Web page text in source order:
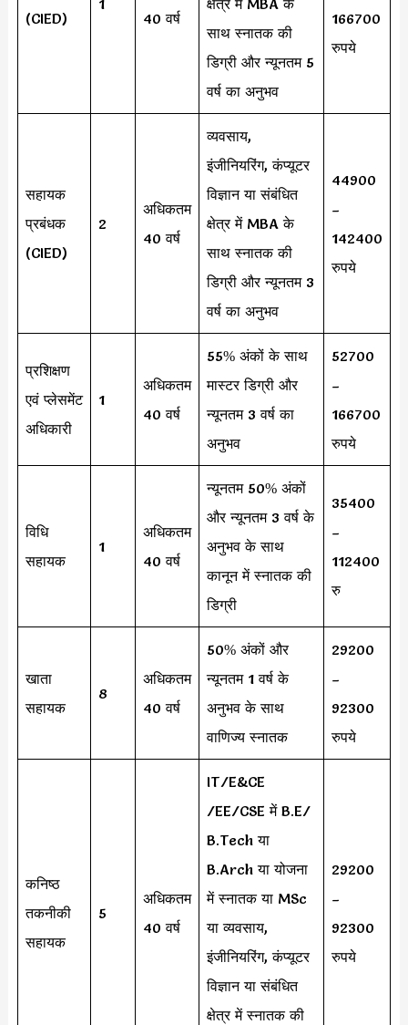
(CIED)
40 वर्ष
साथ स्नातक की
डिग्री और न्यूनतम 5
वर्ष का अनुभव
166700
रुपये
सहायक
प्रबंधक
(CIED)
2
अधिकतम
40 वर्ष
व्यवसाय,
इंजीनियरिंग, कंप्यूटर
विज्ञान या संबंधित
क्षेत्र में MBA के
साथ स्नातक की
डिग्री और न्यूनतम 3
वर्ष का अनुभव
44900
–
142400
रुपये
प्रशिक्षण
एवं प्लेसमेंट
अधिकारी
1
अधिकतम
40 वर्ष
55% अंकों के साथ
मास्टर डिग्री और
न्यूनतम 3 वर्ष का
अनुभव
52700
–
166700
रुपये
विधि
सहायक
1
अधिकतम
40 वर्ष
न्यूनतम 50% अंकों
और न्यूनतम 3 वर्ष के
अनुभव के साथ
कानून में स्नातक की
डिग्री
35400
–
112400
रु
खाता
सहायक
8
अधिकतम
40 वर्ष
50% अंकों और
न्यूनतम 1 वर्ष के
अनुभव के साथ
वाणिज्य स्नातक
29200
–
92300
रुपये
कनिष्ठ
तकनीकी
सहायक
5
अधिकतम
40 वर्ष
IT/E&CE
/EE/CSE में B.E/
B.Tech या
B.Arch या योजना
में स्नातक या MSc
या व्यवसाय,
इंजीनियरिंग, कंप्यूटर
विज्ञान या संबंधित
क्षेत्र में स्नातक की
29200
–
92300
रुपये